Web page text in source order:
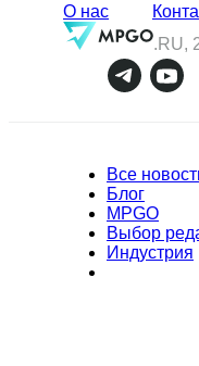
О нас
.RU,
Все
Блог
MPGO
Выбор
Индустрия